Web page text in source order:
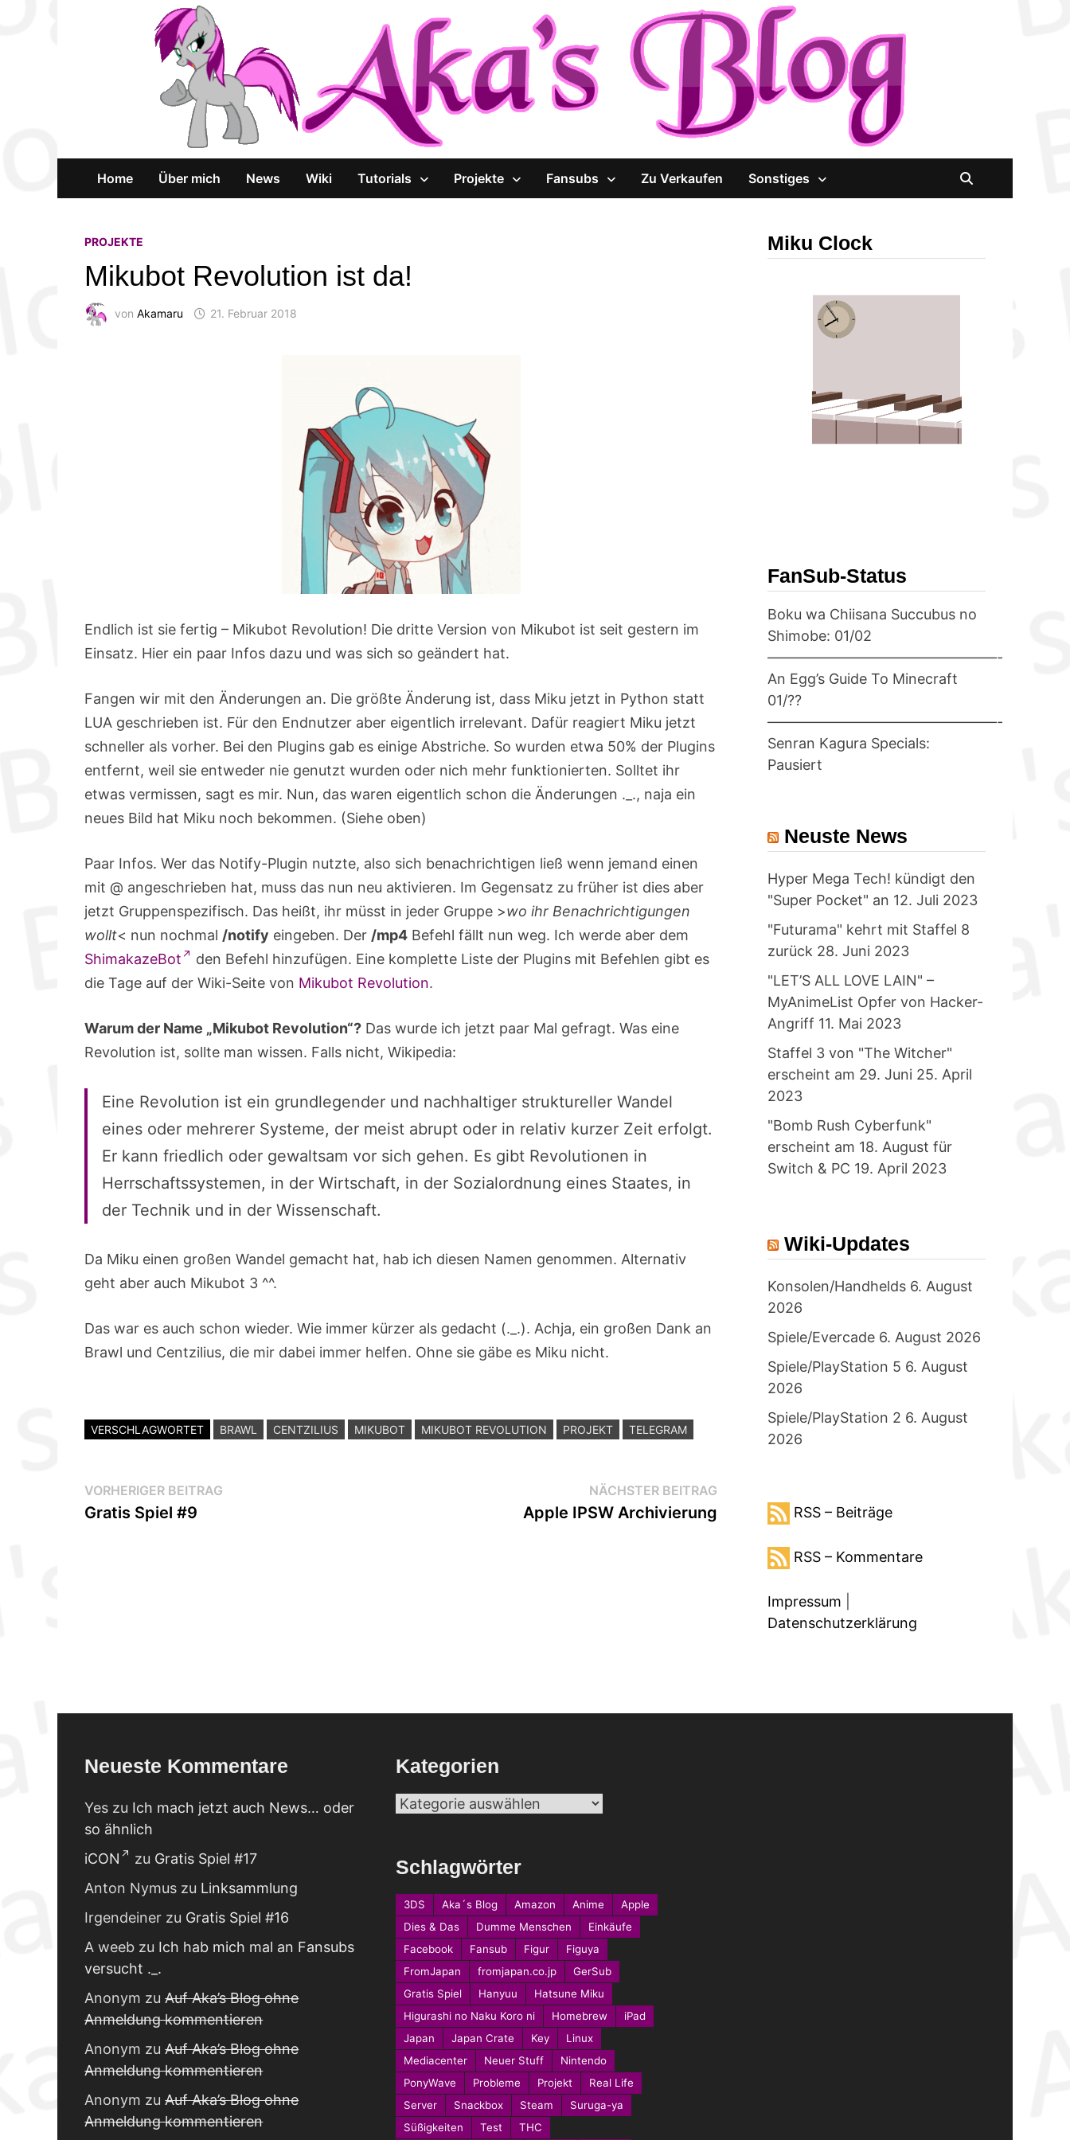
Home Über mich News Wiki Tutorials Projekte Fansubs Zu Verkaufen Sonstiges
PROJEKTE
Mikubot Revolution ist da!
vonAkamaru 21. Februar 2018
Endlich ist sie fertig – Mikubot Revolution! Die dritte Version von Mikubot ist seit gestern im
Einsatz. Hier ein paar Infos dazu und was sich so geändert hat.
Fangen wir mit den Änderungen an. Die größte Änderung ist, dass Miku jetzt in Python statt
LUA geschrieben ist. Für den Endnutzer aber eigentlich irrelevant. Dafür reagiert Miku jetzt
schneller als vorher. Bei den Plugins gab es einige Abstriche. So wurden etwa 50% der Plugins
entfernt, weil sie entweder nie genutzt wurden oder nich mehr funktionierten. Solltet ihr
etwas vermissen, sagt es mir. Nun, das waren eigentlich schon die Änderungen ._., naja ein
neues Bild hat Miku noch bekommen. (Siehe oben)
Paar Infos. Wer das Notify-Plugin nutzte, also sich benachrichtigen ließ wenn jemand einen
mit @ angeschrieben hat, muss das nun neu aktivieren. Im Gegensatz zu früher ist dies aber
jetzt Gruppenspezifisch. Das heißt, ihr müsst in jeder Gruppe >wo ihr Benachrichtigungen
wollt< nun nochmal /notify eingeben. Der /mp4 Befehl fällt nun weg. Ich werde aber dem
ShimakazeBot
den Befehl hinzufügen. Eine komplette Liste der Plugins mit Befehlen gibt es
die Tage auf der Wiki-Seite von Mikubot Revolution.
Warum der Name „Mikubot Revolution“? Das wurde ich jetzt paar Mal gefragt. Was eine
Revolution ist, sollte man wissen. Falls nicht, Wikipedia:
Eine Revolution ist ein grundlegender und nachhaltiger struktureller Wandel
eines oder mehrerer Systeme, der meist abrupt oder in relativ kurzer Zeit erfolgt.
Er kann friedlich oder gewaltsam vor sich gehen. Es gibt Revolutionen in
Herrschaftssystemen, in der Wirtschaft, in der Sozialordnung eines Staates, in
der Technik und in der Wissenschaft.
Da Miku einen großen Wandel gemacht hat, hab ich diesen Namen genommen. Alternativ
geht aber auch Mikubot 3 ^^.
Das war es auch schon wieder. Wie immer kürzer als gedacht (._.). Achja, ein großen Dank an
Brawl und Centzilius, die mir dabei immer helfen. Ohne sie gäbe es Miku nicht.
VERSCHLAGWORTET BRAWL CENTZILIUS MIKUBOT MIKUBOT REVOLUTION PROJEKT TELEGRAM
Beitragsnavigation
VORHERIGER BEITRAG
Gratis Spiel #9
NÄCHSTER BEITRAGNächster
Beitrag:
Apple IPSW Archivierung
Miku Clock
FanSub-Status
Boku wa Chiisana Succubus no
Shimobe: 01/02
————————————————-
An Egg’s Guide To Minecraft
01/??
————————————————-
Senran Kagura Specials:
Pausiert
Neuste News
Hyper Mega Tech! kündigt den
"Super Pocket" an 12. Juli 2023
"Futurama" kehrt mit Staffel 8
zurück 28. Juni 2023
"LET’S ALL LOVE LAIN" –
MyAnimeList Opfer von Hacker-
Angriff 11. Mai 2023
Staffel 3 von "The Witcher"
erscheint am 29. Juni 25. April
2023
"Bomb Rush Cyberfunk"
erscheint am 18. August für
Switch & PC 19. April 2023
Wiki-Updates
Konsolen/Handhelds 6. August
2026
Spiele/Evercade 6. August 2026
Spiele/PlayStation 5 6. August
2026
Spiele/PlayStation 2 6. August
2026
RSS – Beiträge
RSS – Kommentare
Impressum
Datenschutzerklärung
Neueste Kommentare
Yes zu Ich mach jetzt auch News… oder
so ähnlich
iCON
zu Gratis Spiel #17
Anton Nymus zu Linksammlung
Irgendeiner zu Gratis Spiel #16
A weeb zu Ich hab mich mal an Fansubs
versucht ._.
Anonym zuAuf Aka’s Blog ohne
Anmeldung kommentieren
Anonym zuAuf Aka’s Blog ohne
Anmeldung kommentieren
Anonym zuAuf Aka’s Blog ohne
Anmeldung kommentieren
Kategorien
Kategorien
Schlagwörter
3DS Aka´s Blog Amazon Anime
Apple
Dies & Das
Dumme Menschen
Einkäufe
Facebook
Fansub Figur
Figuya
FromJapan
fromjapan.co.jp
GerSub
Gratis Spiel
Hanyuu
Hatsune Miku
Higurashi no Naku Koro ni
Homebrew
iPad
Japan
Japan Crate Key
Linux
Mediacenter
Neuer Stuff
Nintendo
PonyWave
Probleme Projekt
Real Life
Server
Snackbox Steam
Suruga-ya
Süßigkeiten
Test THC